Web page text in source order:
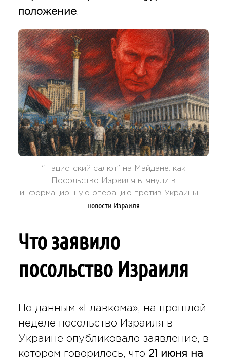
положение.
“Нацистский салют” на Майдане: как
Посольство Израиля втянули в
информационную операцию против Украины —
новости Израиля
Что заявило
посольство Израиля
По данным «Главкома», на прошлой
неделе посольство Израиля в
Украине опубликовало заявление, в
котором говорилось, что 21 июня на